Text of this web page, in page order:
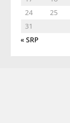
24
25
31
« SRP